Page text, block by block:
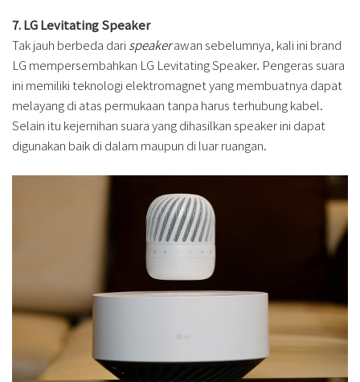
7. LG Levitating Speaker
Tak jauh berbeda dari speakerawan sebelumnya, kali ini brand
LG mempersembahkan LG Levitating Speaker. Pengeras suara
ini memiliki teknologi elektromagnet yang membuatnya dapat
melayang di atas permukaan tanpa harus terhubung kabel.
Selain itu kejernihan suara yang dihasilkan speaker ini dapat
digunakan baik di dalam maupun di luar ruangan.